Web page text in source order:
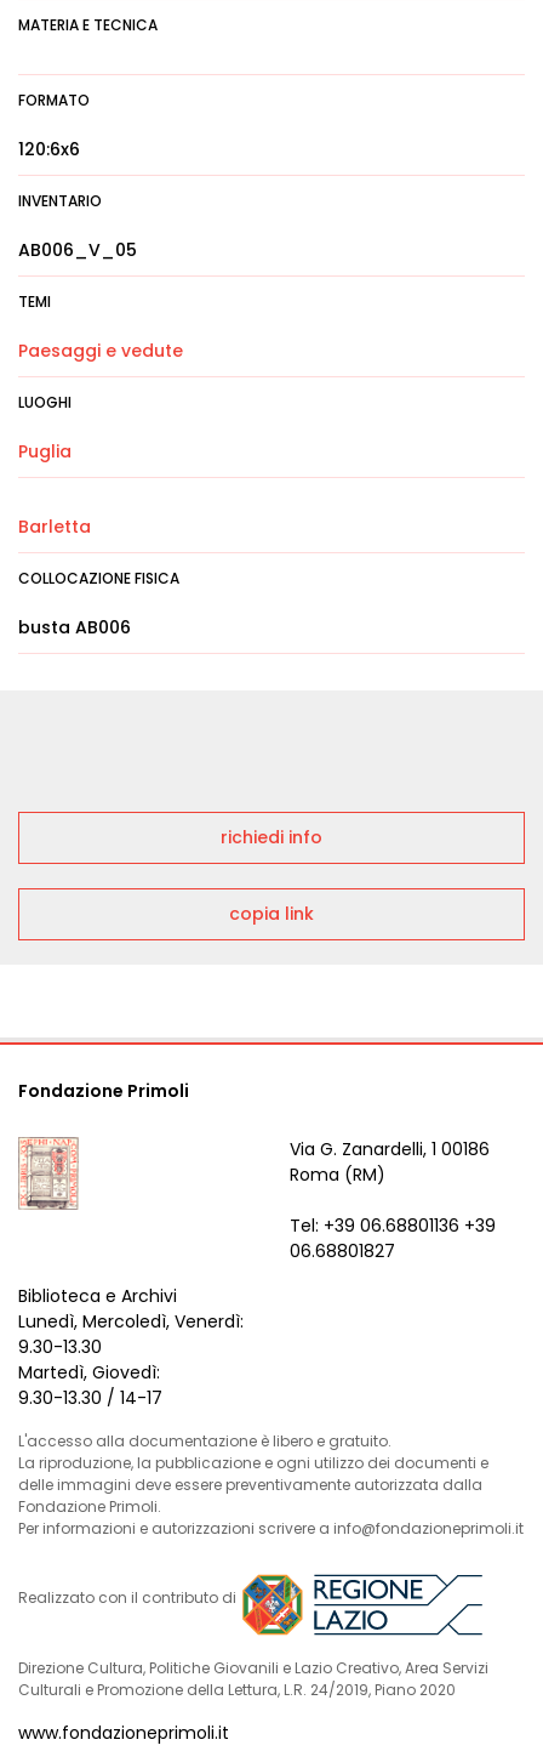
MATERIA E TECNICA
FORMATO
120:6x6
INVENTARIO
AB006_V_05
TEMI
Paesaggi e vedute
LUOGHI
Puglia
Barletta
COLLOCAZIONE FISICA
busta AB006
richiedi info
copia link
Fondazione Primoli
Via G. Zanardelli, 1 00186
Roma (RM)
Tel: +39 06.68801136 +39
06.68801827
Biblioteca e Archivi
Lunedì, Mercoledì, Venerdì:
9.30-13.30
Martedì, Giovedì:
9.30-13.30 / 14-17
L'accesso alla documentazione è libero e gratuito.
La riproduzione, la pubblicazione e ogni utilizzo dei documenti e
delle immagini deve essere preventivamente autorizzata dalla
Fondazione Primoli.
Per informazioni e autorizzazioni scrivere a info@fondazioneprimoli.it
Realizzato con il contributo di
Direzione Cultura, Politiche Giovanili e Lazio Creativo, Area Servizi
Culturali e Promozione della Lettura, L.R. 24/2019, Piano 2020
www.fondazioneprimoli.it